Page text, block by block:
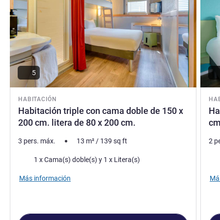
HABITACIÓN
Habitación triple con cama doble de 150 x
200 cm. litera de 80 x 200 cm.
5
3 pers. máx. 13 m²/ 139 sq ft
Ropa de cama 1 x Cama(s) doble(s) y 1 x Litera(s)
Más información
2